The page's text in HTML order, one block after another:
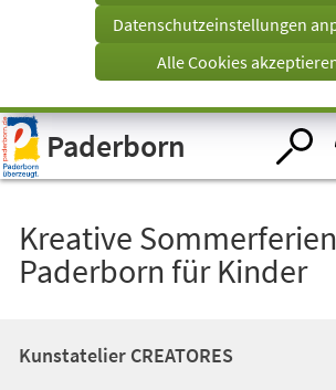
Visuelle
Assistenzsoftware
öffnen.
Tab)
Datenschutzeinstellungen
Alle Cookies
Paderborn
Kreative
Paderborn für Kinder
Kunstatelier CREATORES